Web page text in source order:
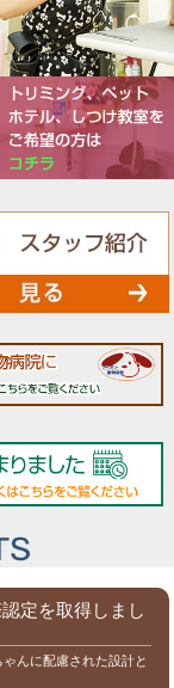
定を取得しまし
んに配慮された設計と